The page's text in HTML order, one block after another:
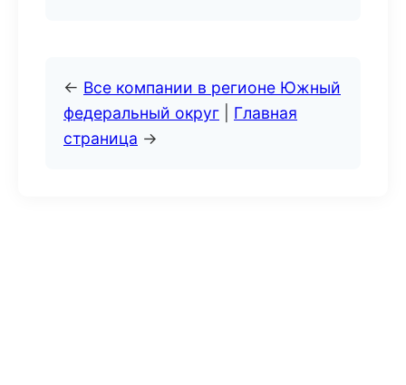
← Все компании в регионе Южный
федеральный округ
Главная
страница →